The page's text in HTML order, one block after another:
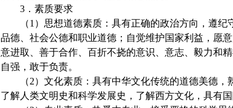
3．素质要求
（1）思想道德素质：具有正确的政治方向，遵
品德、社会公德和职业道德；自觉维护国家利益，愿
意进取、善于合作、百折不挠的意识、意志、毅力和
自强，敢于负责。
（2）文化素质：具有中华文化传统的道德美德，
了解人类文明史和科学发展史，了解西方文化，具有